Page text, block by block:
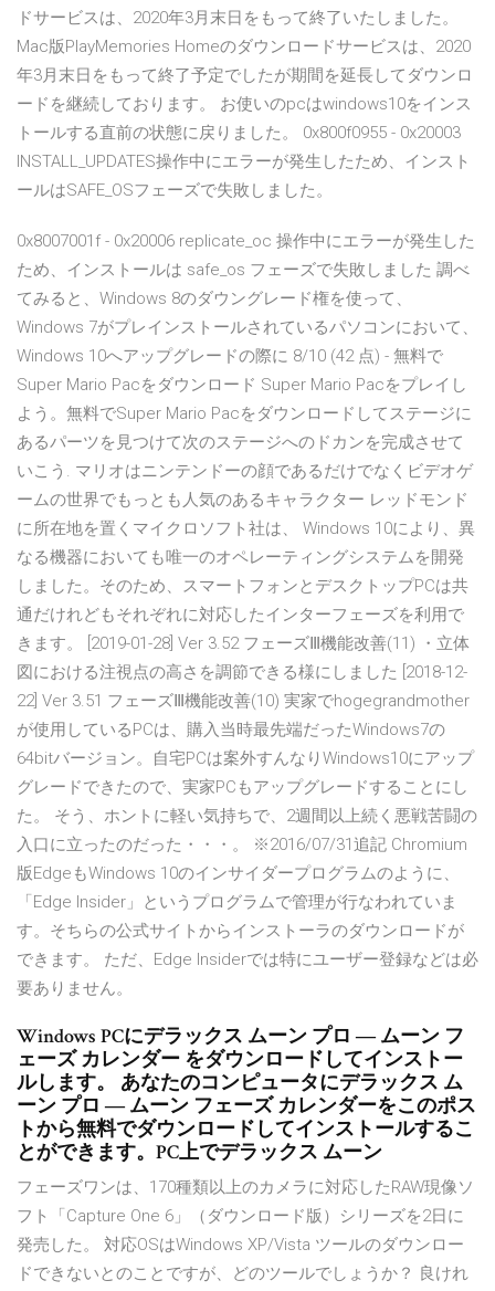
ドサービスは、2020年3月末日をもって終了いたしました。
Mac版PlayMemories Homeのダウンロードサービスは、2020
年3月末日をもって終了予定でしたが期間を延長してダウンロ
ードを継続しております。 お使いのpcはwindows10をインス
トールする直前の状態に戻りました。 0x800f0955 - 0x20003
INSTALL_UPDATES操作中にエラーが発生したため、インスト
ールはSAFE_OSフェーズで失敗しました。
0x8007001f - 0x20006 replicate_oc 操作中にエラーが発生した
ため、インストールは safe_os フェーズで失敗しました 調べ
てみると、Windows 8のダウングレード権を使って、
Windows 7がプレインストールされているパソコンにおいて、
Windows 10へアップグレードの際に 8/10 (42 点) - 無料で
Super Mario Pacをダウンロード Super Mario Pacをプレイし
よう。無料でSuper Mario Pacをダウンロードしてステージに
あるパーツを見つけて次のステージへのドカンを完成させて
いこう. マリオはニンテンドーの顔であるだけでなくビデオゲ
ームの世界でもっとも人気のあるキャラクター レッドモンド
に所在地を置くマイクロソフト社は、 Windows 10により、異
なる機器においても唯一のオペレーティングシステムを開発
しました。そのため、スマートフォンとデスクトップPCは共
通だけれどもそれぞれに対応したインターフェーズを利用で
きます。 [2019-01-28] Ver 3.52 フェーズⅢ機能改善(11) ・立体
図における注視点の高さを調節できる様にしました [2018-12-
22] Ver 3.51 フェーズⅢ機能改善(10) 実家でhogegrandmother
が使用しているPCは、購入当時最先端だったWindows7の
64bitバージョン。自宅PCは案外すんなりWindows10にアップ
グレードできたので、実家PCもアップグレードすることにし
た。 そう、ホントに軽い気持ちで、2週間以上続く悪戦苦闘の
入口に立ったのだった・・・。 ※2016/07/31追記 Chromium
版EdgeもWindows 10のインサイダープログラムのように、
「Edge Insider」というプログラムで管理が行なわれていま
す。そちらの公式サイトからインストーラのダウンロードが
できます。 ただ、Edge Insiderでは特にユーザー登録などは必
要ありません。
Windows PCにデラックス ムーン プロ ― ムーン フ
ェーズ カレンダー をダウンロードしてインストー
ルします。 あなたのコンピュータにデラックス ム
ーン プロ ― ムーン フェーズ カレンダーをこのポス
トから無料でダウンロードしてインストールするこ
とができます。PC上でデラックス ムーン
フェーズワンは、170種類以上のカメラに対応したRAW現像ソ
フト「Capture One 6」（ダウンロード版）シリーズを2日に
発売した。 対応OSはWindows XP/Vista ツールのダウンロー
ドできないとのことですが、どのツールでしょうか？ 良けれ